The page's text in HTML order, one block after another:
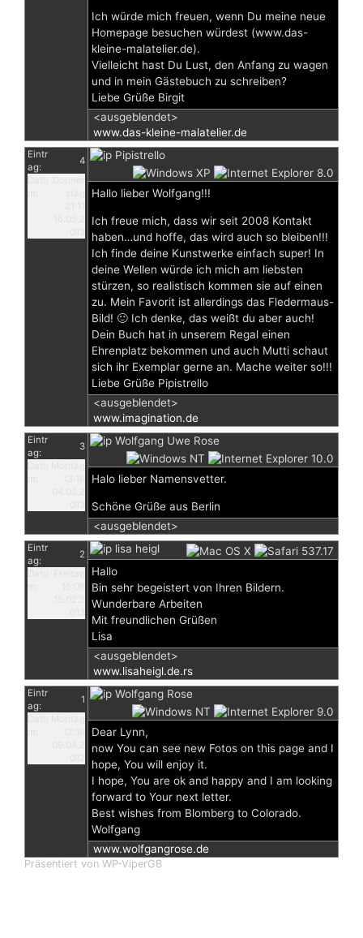
Ich würde mich freuen, wenn Du meine neue
Homepage besuchen würdest (www.das-
kleine-malatelier.de).
Vielleicht hast Du Lust, den Anfang zu wagen
und in mein Gästebuch zu schreiben?
Liebe Grüße Birgit
<ausgeblendet>
www.das-kleine-malatelier.de
Eintr
ag:
4
Pipistrello
Hallo lieber Wolfgang!!!
Ich freue mich, dass wir seit 2008 Kontakt
haben…und hoffe, das wird auch so bleiben!!!
Ich finde deine Kunstwerke einfach super! In
deine Wellen würde ich mich am liebsten
stürzen, so realistisch kommen sie auf einen
zu. Mein Favorit ist allerdings das Fledermaus-
Bild! 🙂 Ich denke, das weißt du aber auch!
Dein Buch hat in unserem Regal einen
Ehrenplatz bekommen und auch Mutti schaut
sich ihr Exemplar gerne an. Mache weiter so!!!
Liebe Grüße Pipistrello
<ausgeblendet>
www.imagination.de
Eintr
ag:
3
Wolfgang Uwe Rose
Halo lieber Namensvetter.
Schöne Grüße aus Berlin
<ausgeblendet>
Eintr
ag:
2
lisa heigl
Hallo
Bin sehr begeistert von Ihren Bildern.
Wunderbare Arbeiten
Mit freundlichen Grüßen
Lisa
<ausgeblendet>
www.lisaheigl.de.rs
Eintr
ag:
1
Wolfgang Rose
Dear Lynn,
now You can see new Fotos on this page and I
hope, You will enjoy it.
I hope, You are ok and happy and I am looking
forward to Your next letter.
Best wishes from Blomberg to Colorado.
Wolfgang
www.wolfgangrose.de
Präsentiert von WP-ViperGB